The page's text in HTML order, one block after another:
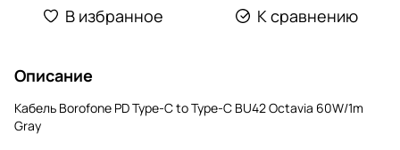
В избранное К сравнению
Описание
Кабель Borofone PD Type-C to Type-C BU42 Octavia 60W/1m
Gray